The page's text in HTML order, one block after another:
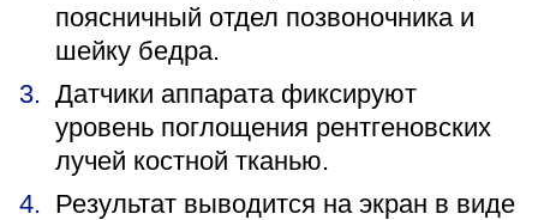
поясничный отдел позвоночника и
шейку бедра.
Датчики аппарата фиксируют
уровень поглощения рентгеновских
лучей костной тканью.
Результат выводится на экран в виде